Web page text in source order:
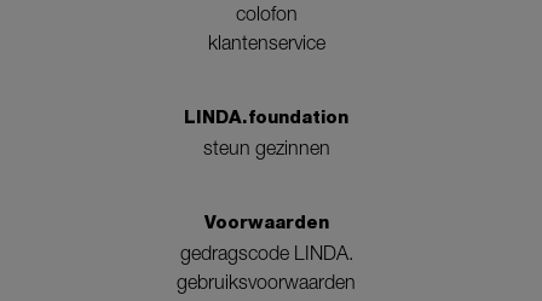
colofon
klantenservice
LINDA.foundation
steun gezinnen
Voorwaarden
gedragscode LINDA.
gebruiksvoorwaarden